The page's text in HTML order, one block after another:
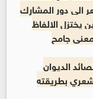
الى دور المشارك
يختزل الالفاظ
جامح
الديوان
بطريقته